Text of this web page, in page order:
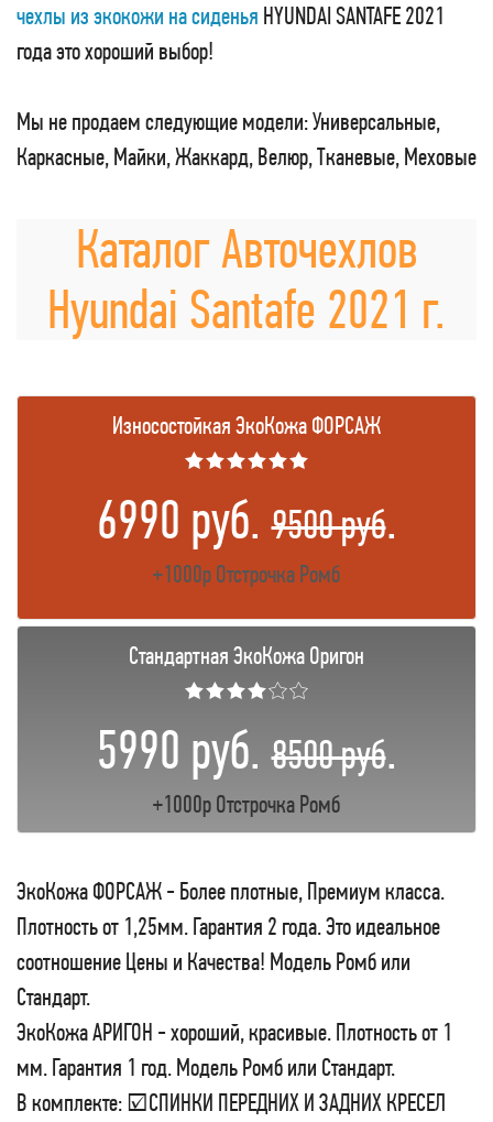
чехлы из экокожи на сиденья HYUNDAI SANTAFE 2021
года это хороший выбор!
Мы не продаем следующие модели: Универсальные,
Каркасные, Майки, Жаккард, Велюр, Тканевые, Меховые
Каталог Авточехлов
Hyundai Santafe 2021 г.
Износостойкая ЭкоКожа ФОРСАЖ
★★★★★★
6990 руб.9500 руб.
+1000р Отстрочка Ромб
Стандартная ЭкоКожа Оригон
★★★★☆☆
5990 руб.8500 руб.
+1000р Отстрочка Ромб
ЭкоКожа ФОРСАЖ - Более плотные, Премиум класса.
Плотность от 1,25мм. Гарантия 2 года. Это идеальное
соотношение Цены и Качества! Модель Ромб или
Стандарт.
ЭкоКожа АРИГОН - хороший, красивые. Плотность от 1
мм. Гарантия 1 год. Модель Ромб или Стандарт.
В комплекте: ☑СПИНКИ ПЕРЕДНИХ И ЗАДНИХ КРЕСЕЛ